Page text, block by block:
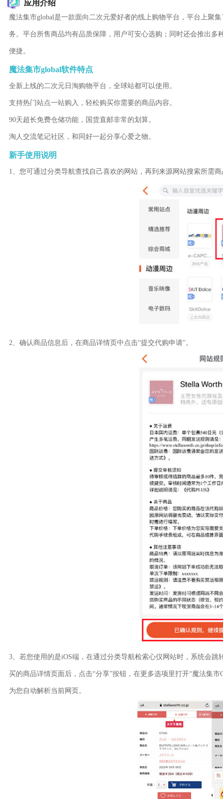
应用介绍
魔法集市global是一款面向二次元爱好者的线上购物平台，平台上聚
务。平台所售商品均有品质保障，用户可安心选购；同时还会推出
便捷。
魔法集市global软件特点
全新上线的二次元日淘购物平台，全球站都可以使用。
支持热门站点一站购入，轻松购买你需要的商品内容。
90天超长免费仓储功能，国货直邮非常的划算。
淘人交流笔记社区，和同好一起分享心爱之物。
新手使用说明
1、您可通过分类导航查找自己喜欢的网站，再到来源网站搜索所需
2、确认商品信息后，在商品详情页中点击“提交代购申请"。
3、若您使用的是iOS端，在通过分类导航检索心仪网站时，系统会
买的商品详情页面后，点击“分享”按钮，在更多选项里打开“魔法集
为您自动解析当前网页。